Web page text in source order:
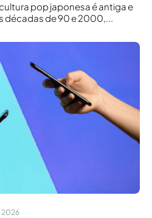
pop japonesa é antiga e
décadas de 90 e 2000,...
2026